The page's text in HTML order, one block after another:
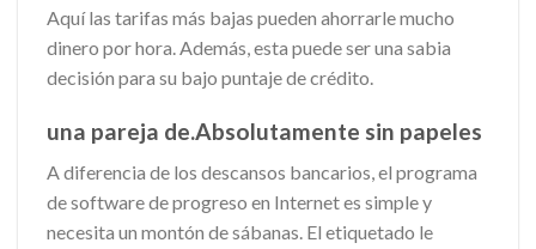
Aquí las tarifas más bajas pueden ahorrarle mucho
dinero por hora. Además, esta puede ser una sabia
decisión para su bajo puntaje de crédito.
una pareja de.Absolutamente sin papeles
A diferencia de los descansos bancarios, el programa
de software de progreso en Internet es simple y
necesita un montón de sábanas. El etiquetado le